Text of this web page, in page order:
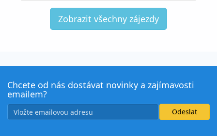
Zobrazit všechny zájezdy
Chcete od nás dostávat novinky a zajímavosti
emailem?